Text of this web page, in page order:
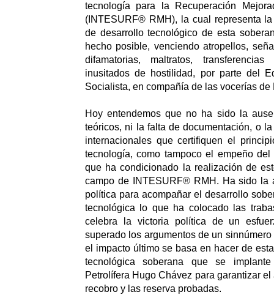
tecnología para la Recuperación
(INTESURF® RMH), la cual representa
de desarrollo tecnológico de esta
hecho posible, venciendo atropellos,
difamatorias, maltratos,
inusitados de hostilidad, por parte del
Socialista, en compañía de las vocerías de
Hoy entendemos que no ha sido la
teóricos, ni la falta de documentación, o
internacionales que certifiquen el
tecnología, como tampoco el empeño
que ha condicionado la realización de
campo de INTESURF® RMH. Ha sido la
política para acompañar el desarrollo
tecnológica lo que ha colocado las
celebra la victoria política de un
superado los argumentos de un
el impacto último se basa en hacer de
tecnológica soberana que se
Petrolífera Hugo Chávez para garantizar
recobro y las reserva probadas.